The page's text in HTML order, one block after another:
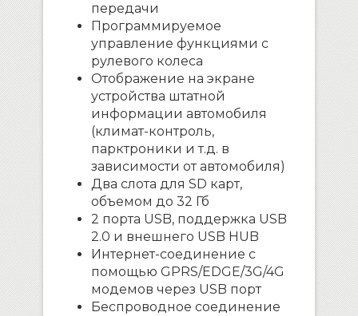
передачи
Программируемое
управление функциями с
рулевого колеса
Отображение на экране
устройства штатной
информации автомобиля
(климат-контроль,
парктроники и т.д. в
зависимости от автомобиля)
Два слота для SD карт,
объемом до 32 Гб
2 порта USB, поддержка USB
2.0 и внешнего USB HUB
Интернет-соединение с
помощью GPRS/EDGE/3G/4G
модемов через USB порт
Беспроводное соединение